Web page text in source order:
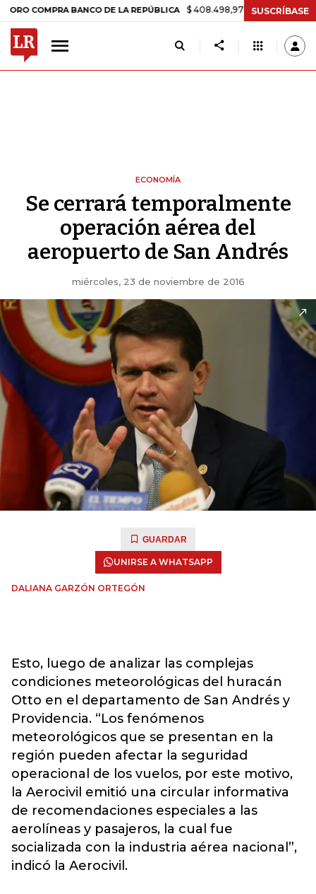
BANCO DE LA REPÚBLICA $ 408.498,97 +$ 8.753,81 +2,19%
SUSCRÍBASE
ECONOMÍA
Se cerrará temporalmente
operación aérea del
aeropuerto de San Andrés
miércoles, 23 de noviembre de 2016
GUARDAR
UNIRSE A WHATSAPP
DALIANA GARZÓN ORTEGÓN
Esto, luego de analizar las complejas
condiciones meteorológicas del huracán
Otto en el departamento de San Andrés y
Providencia. “Los fenómenos
meteorológicos que se presentan en la
región pueden afectar la seguridad
operacional de los vuelos, por este motivo,
la Aerocivil emitió una circular informativa
de recomendaciones especiales a las
aerolíneas y pasajeros, la cual fue
socializada con la industria aérea nacional”,
indicó la Aerocivil.